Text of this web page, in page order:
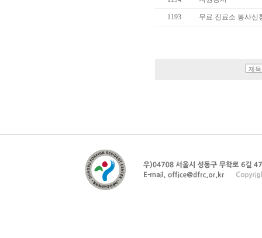
1193 무료 진료소 봉사신